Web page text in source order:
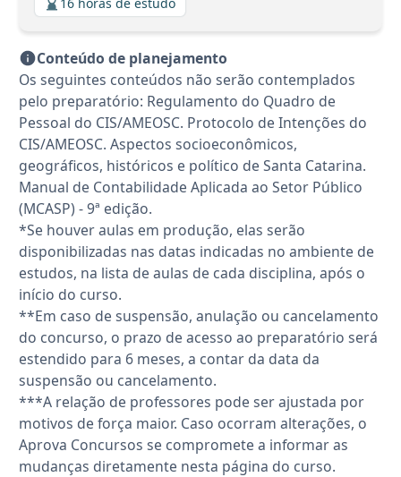
Conteúdo de planejamento
Os seguintes conteúdos não serão contemplados
pelo preparatório: Regulamento do Quadro de
Pessoal do CIS/AMEOSC. Protocolo de Intenções do
CIS/AMEOSC. Aspectos socioeconômicos,
geográficos, históricos e político de Santa Catarina.
Manual de Contabilidade Aplicada ao Setor Público
(MCASP) - 9ª edição.
*Se houver aulas em produção, elas serão
disponibilizadas nas datas indicadas no ambiente de
estudos, na lista de aulas de cada disciplina, após o
início do curso.
**Em caso de suspensão, anulação ou cancelamento
do concurso, o prazo de acesso ao preparatório será
estendido para 6 meses, a contar da data da
suspensão ou cancelamento.
***A relação de professores pode ser ajustada por
motivos de força maior. Caso ocorram alterações, o
Aprova Concursos se compromete a informar as
mudanças diretamente nesta página do curso.